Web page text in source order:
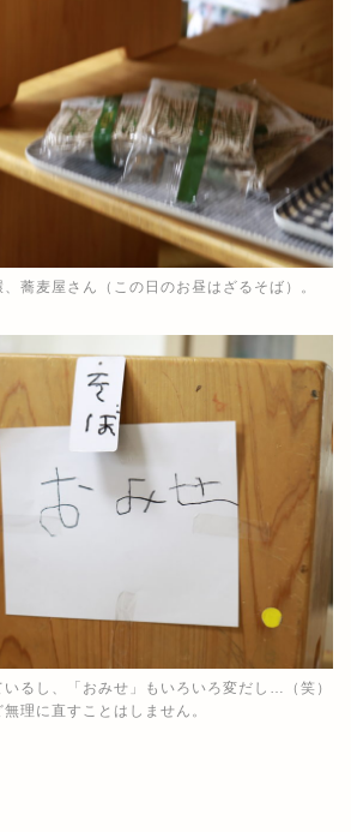
蕎麦屋さん（この日のお昼はざるそば）。
るし、「おみせ」もいろいろ変だし…（笑）
無理に直すことはしません。